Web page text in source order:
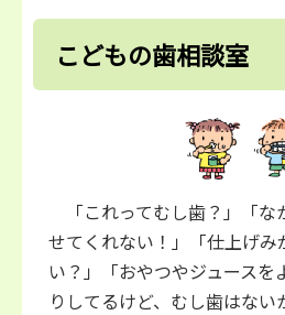
こどもの歯相談室
「これってむし歯？」「な
せてくれない！」「仕上げみ
い？」「おやつやジュースを
りしてるけど、むし歯はない